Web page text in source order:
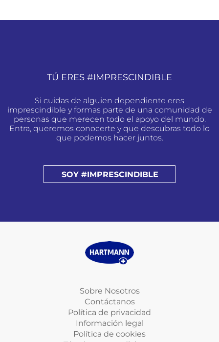
TÚ ERES #IMPRESCINDIBLE
Si cuidas de alguien dependiente eres
imprescindible y formas parte de una comunidad de
personas que merecen todo el apoyo del mundo.
Entra, queremos conocerte y que descubras todo lo
que podemos hacer juntos.
SOY #IMPRESCINDIBLE
Sobre Nosotros
Contáctanos
Política de privacidad
Información legal
Política de cookies